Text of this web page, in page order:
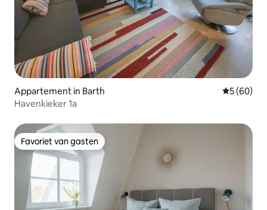
Appartement in Barth
5 (60)
Havenkieker 1a
Favoriet van gasten
Favoriet van gasten